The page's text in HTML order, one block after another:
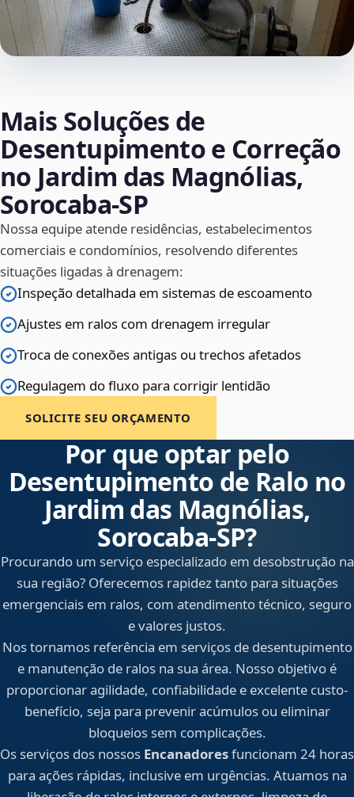
Mais Soluções de
Desentupimento e Correção
no Jardim das Magnólias,
Sorocaba‑SP
Nossa equipe atende residências, estabelecimentos
comerciais e condomínios, resolvendo diferentes
situações ligadas à drenagem:
Inspeção detalhada em sistemas de escoamento
Ajustes em ralos com drenagem irregular
Troca de conexões antigas ou trechos afetados
Regulagem do fluxo para corrigir lentidão
SOLICITE SEU ORÇAMENTO
Por que optar pelo
Desentupimento de Ralo no
Jardim das Magnólias,
Sorocaba‑SP?
Procurando um serviço especializado em desobstrução na
sua região? Oferecemos rapidez tanto para situações
emergenciais em ralos, com atendimento técnico, seguro
e valores justos.
Nos tornamos referência em serviços de desentupimento
e manutenção de ralos na sua área. Nosso objetivo é
proporcionar agilidade, confiabilidade e excelente custo-
benefício, seja para prevenir acúmulos ou eliminar
bloqueios sem complicações.
Os serviços dos nossos Encanadoresfuncionam 24 horas
para ações rápidas, inclusive em urgências. Atuamos na